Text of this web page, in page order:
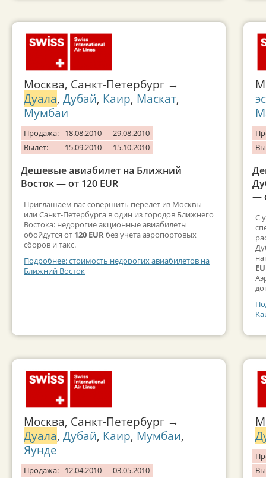
Москва, Санкт-Петербург →
Дуала, Дубай, Каир, Маскат,
Мумбаи
Продажа:
18.08.2010 — 29.08.2010
Вылет:
15.09.2010 — 15.10.2010
Дешевые авиабилет на Ближний
Восток — от 120 EUR
Приглашаем вас совершить перелет из Москвы
или Санкт-Петербурга в один из городов Ближнего
Востока: недорогие акционные авиабилеты
обойдутся от 120 EURбез учета аэропортовых
сборов и такс.
Подробнее: стоимость недорогих авиабилетов на
Ближний Восток
Москва, Санкт-Петербург →
Дуала, Дубай, Каир, Мумбаи,
Яунде
Продажа:
12.04.2010 — 03.05.2010
—
С